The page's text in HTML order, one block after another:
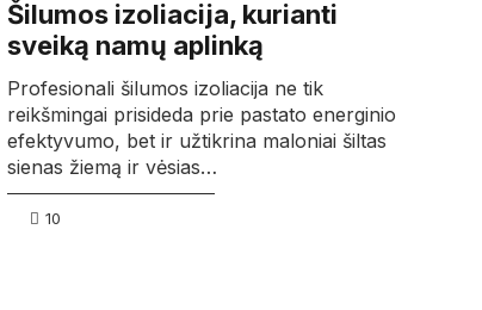
Šilumos izoliacija, kurianti
sveiką namų aplinką
Profesionali šilumos izoliacija ne tik
reikšmingai prisideda prie pastato energinio
efektyvumo, bet ir užtikrina maloniai šiltas
sienas žiemą ir vėsias…
10